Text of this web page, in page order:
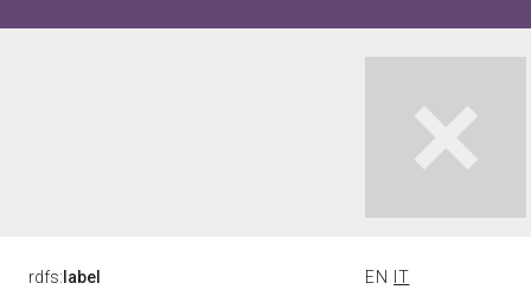
rdfs: label EN IT